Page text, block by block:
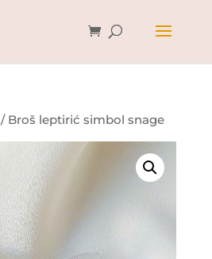
/ Broš leptirić simbol snage